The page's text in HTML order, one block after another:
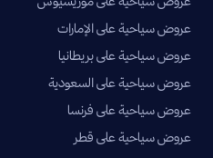
عروض سياحية على الإمارات
عروض سياحية على بريطانيا
عروض سياحية على السعودية
عروض سياحية على فرنسا
عروض سياحية على قطر